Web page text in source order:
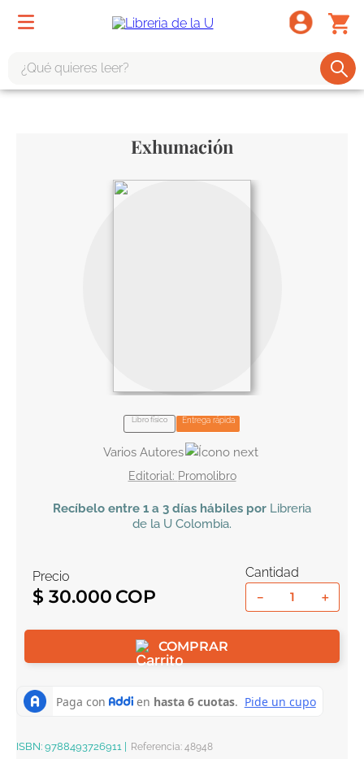
Exhumación
Libro físico Entrega rápida
Varios Autores
Promolibro
Recíbelo entre 1 a 3 días hábiles por Libreria
de la U Colombia.
Precio
$ 30.000
Cantidad
＋
－
COMPRAR
ISBN: 9788493726911 Referencia: 48948
harry potter
el cielo selva